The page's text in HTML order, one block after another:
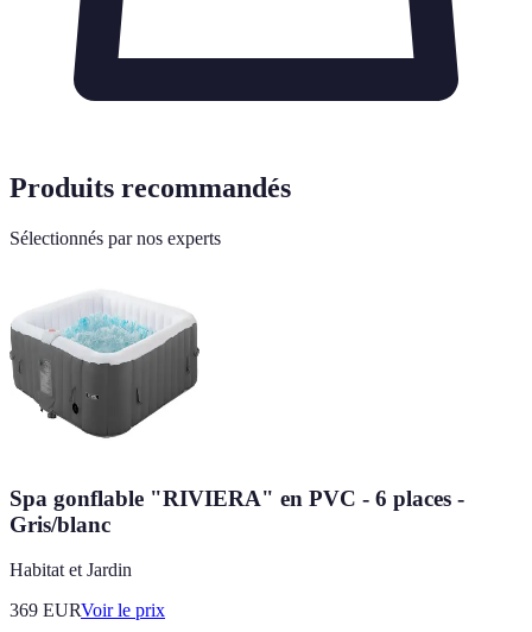
Produits recommandés
Sélectionnés par nos experts
Spa gonflable "RIVIERA" en PVC - 6 places -
Gris/blanc
Habitat et Jardin
369 EURVoir le prix